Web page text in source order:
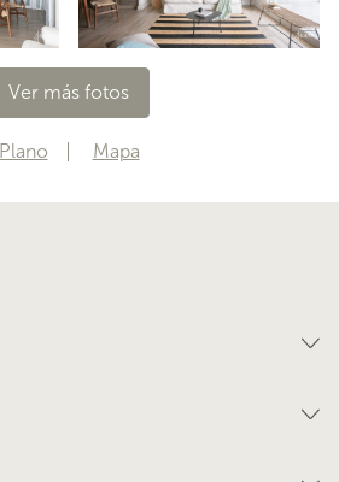
Ver más fotos
Plano Mapa